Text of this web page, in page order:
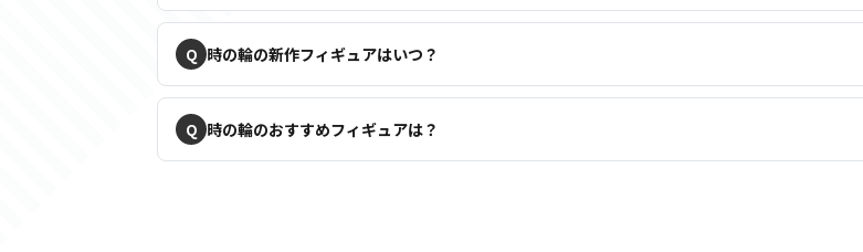
時の輪の新作フィギュアはいつ？
時の輪のおすすめフィギュアは？